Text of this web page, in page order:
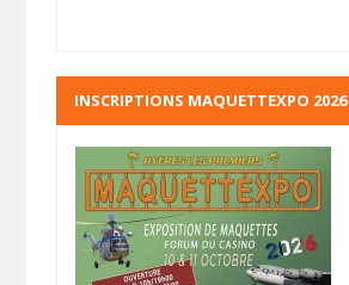
INSCRIPTIONS MAQUETTEXPO 2026